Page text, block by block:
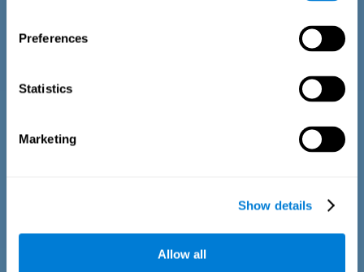
Preferences
Statistics
Marketing
Show details
Allow all
Test szacowania EST-II oparty jest na teście wzorca czasu
trwania, ang. Duration Pattern Test (DPT) (Frota & Pereira,
zadania bodźcu towarzyszy animowany rysunek. W drugiej